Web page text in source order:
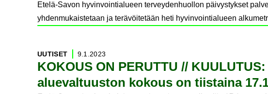
Etelä-Savon hyvinvointialueen terveydenhuollon päivystykset
yhdenmukaistetaan ja terävöitetään heti hyvinvointialueen
KO­KOUS ON PE­RUT­TU //
alue­val­tuus­ton ko­kous on tiis­tai­na
UU­TI­SET 9.1.2023